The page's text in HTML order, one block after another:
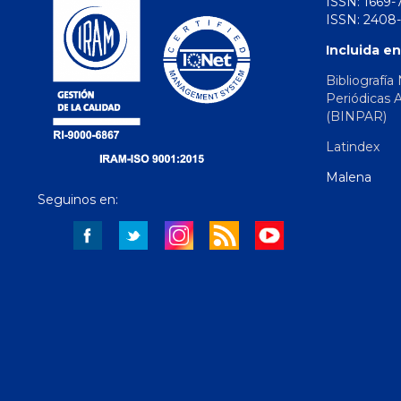
Seguinos en:
ISSN:
Incluida
Bibliografía
Periódicas
(BINPAR)
Latindex
Malena